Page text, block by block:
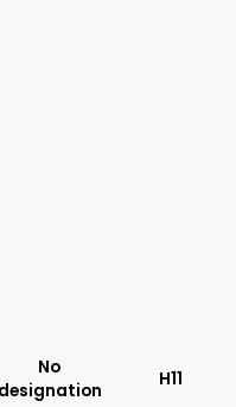
No
designation
H11